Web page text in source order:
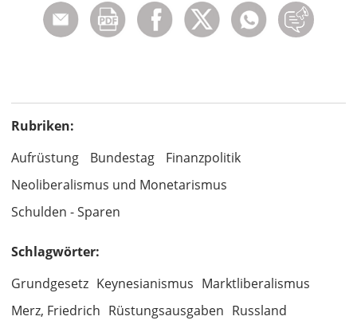
Rubriken:
Aufrüstung
Bundestag
Finanzpolitik
Neoliberalismus und Monetarismus
Schulden - Sparen
Schlagwörter:
Grundgesetz Keynesianismus Marktliberalismus
Merz, Friedrich Rüstungsausgaben Russland